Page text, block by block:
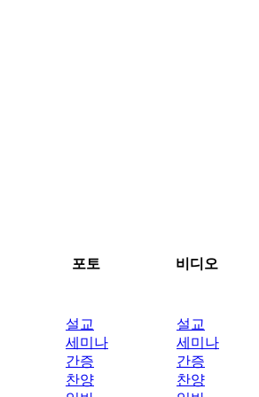
포토 비디오
설교
세미나
간증
찬양
설교
세미나
간증
찬양